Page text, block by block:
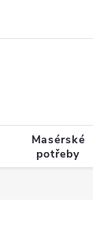
Masérské
potřeby